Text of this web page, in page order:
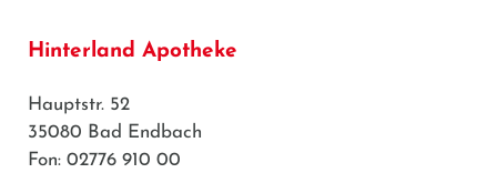
Hinterland Apotheke
Hauptstr. 52
35080 Bad Endbach
Fon: 02776 910 00